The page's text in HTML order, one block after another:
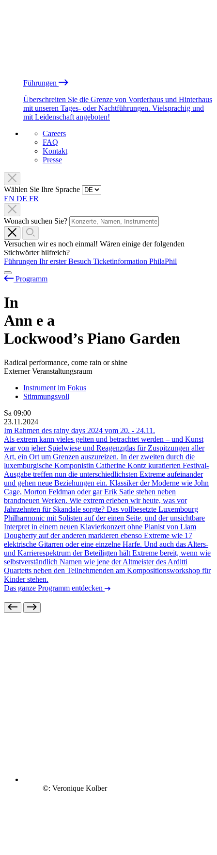
Führungen
Überschreiten Sie die Grenze von Vorderhaus und Hinterhaus
mit unseren Tages- oder Nachtführungen. Vielsprachig und
mit Leidenschaft angeboten!
Careers
FAQ
Kontakt
Presse
Wählen Sie Ihre Sprache
EN DE FR
Wonach suchen Sie?
Versuchen wir es noch einmal! Wären einige der folgenden
Stichwörter hilfreich?
Führungen Ihr erster Besuch Ticketinformation PhilaPhil
Programm
In
Ann e a
Lockwood’s Piano Garden
Radical performance, come rain or shine
Externer Veranstaltungsraum
Instrument im Fokus
Stimmungsvoll
Sa 09:00
23.11.2024
Im Rahmen des rainy days 2024 vom 20. - 24.11.
Als extrem kann vieles gelten und betrachtet werden – und Kunst
war von jeher Spielwiese und Reagenzglas für Zuspitzungen aller
Art, ein Ort um Grenzen auszureizen. In der zweiten durch die
luxemburgische Komponistin Catherine Kontz kuratierten Festival-
Ausgabe treffen nun die unterschiedlichsten Extreme aufeinander
und gehen neue Beziehungen ein. Klassiker der Moderne wie John
Cage, Morton Feldman oder gar Erik Satie stehen neben
brandneuen Werken. Wie extrem erleben wir heute, was vor
Jahrzehnten für Skandale sorgte? Das vollbesetzte Luxembourg
Philharmonic mit Solisten auf der einen Seite, und der unsichtbare
Interpret in einem neuen Klavierkonzert ohne Pianist von Liam
Dougherty auf der anderen markieren ebenso Extreme wie 17
elektrische Gitarren oder eine einzelne Harfe. Und auch das Alters-
und Karrierespektrum der Beteiligten hält Extreme bereit, wenn wie
selbstverständlich Namen wie jene der Altmeister des Arditti
Quartetts neben den Teilnehmenden am Kompositionsworkshop für
Kinder stehen.
Das ganze Programm entdecken
©: Veronique Kolber